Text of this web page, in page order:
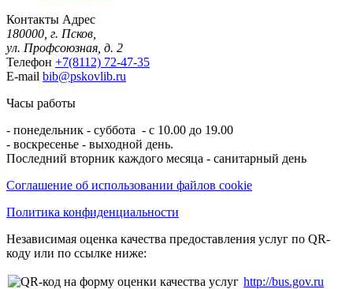
Контакты Адрес
180000, г. Псков,
ул. Профсоюзная, д. 2
Телефон +7(8112) 72-47-35
E-mail bib@pskovlib.ru
Часы работы
- понедельник - суббота - с 10.00 до 19.00
- воскресенье - выходной день.
Последний вторник каждого месяца - санитарный день
Соглашение об использовании файлов cookie
Политика конфиденциальности
Независимая оценка качества предоставления услуг по QR-
коду или по ссылке ниже:
http://bus.gov.ru